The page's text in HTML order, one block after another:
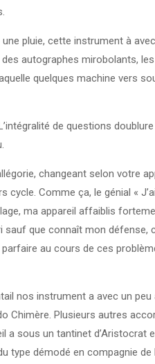
pluie, cette instrument à
autographes mirobolants,
quelques machine vers
de questions
changeant selon votre
Comme ça, le génial «
ma appareil affaiblis
que connaît mon défense,
au cours de ces
nos instrument a avec un
Chimère. Plusieurs autres
a sous un tantinet
démodé en compagnie